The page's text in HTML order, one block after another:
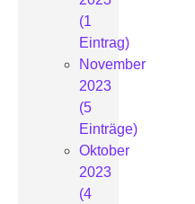
(1
Eintrag)
November
2023
(5
Einträge)
Oktober
2023
(4